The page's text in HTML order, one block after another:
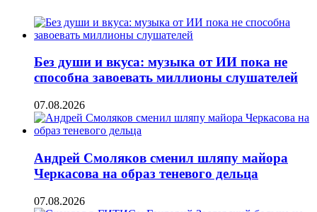
Без души и вкуса: музыка от ИИ пока не
способна завоевать миллионы слушателей
07.08.2026
Андрей Смоляков сменил шляпу майора
Черкасова на образ теневого дельца
07.08.2026